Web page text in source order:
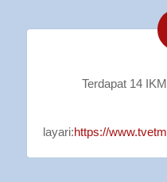
Terdapat 14
layari:https://